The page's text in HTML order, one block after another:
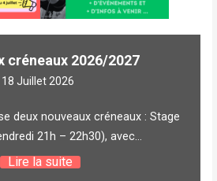
créneaux 2026/2027
18 Juillet 2026
deux nouveaux créneaux : Stage
21h – 22h30), avec…
Lire la suite